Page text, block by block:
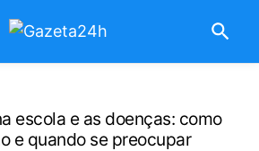
escola e as doenças: como
e quando se preocupar